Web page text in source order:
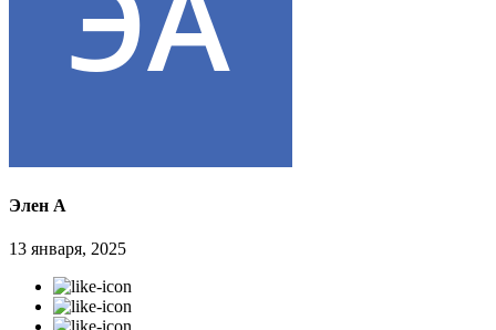
Элен А
13 января, 2025